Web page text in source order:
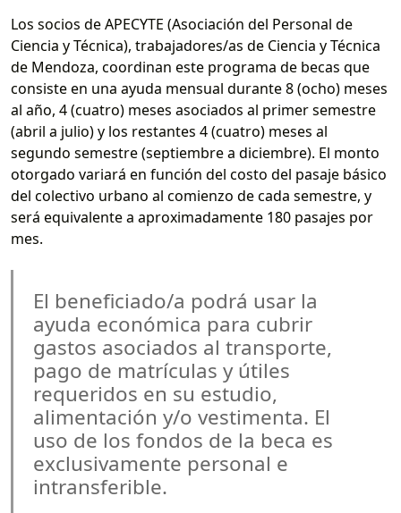
Los socios de APECYTE (Asociación del Personal de
Ciencia y Técnica), trabajadores/as de Ciencia y Técnica
de Mendoza, coordinan este programa de becas que
consiste en una ayuda mensual durante 8 (ocho) meses
al año, 4 (cuatro) meses asociados al primer semestre
(abril a julio) y los restantes 4 (cuatro) meses al
segundo semestre (septiembre a diciembre). El monto
otorgado variará en función del costo del pasaje básico
del colectivo urbano al comienzo de cada semestre, y
será equivalente a aproximadamente 180 pasajes por
mes.
El beneficiado/a podrá usar la
ayuda económica para cubrir
gastos asociados al transporte,
pago de matrículas y útiles
requeridos en su estudio,
alimentación y/o vestimenta. El
uso de los fondos de la beca es
exclusivamente personal e
intransferible.